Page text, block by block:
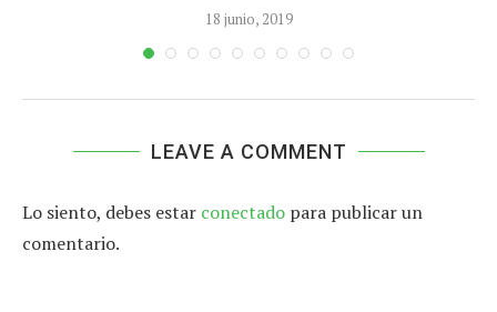
18 junio, 2019
LEAVE A COMMENT
Lo siento, debes estar conectado para publicar un
comentario.